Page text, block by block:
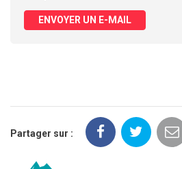
ENVOYER UN E-MAIL
Partager sur :